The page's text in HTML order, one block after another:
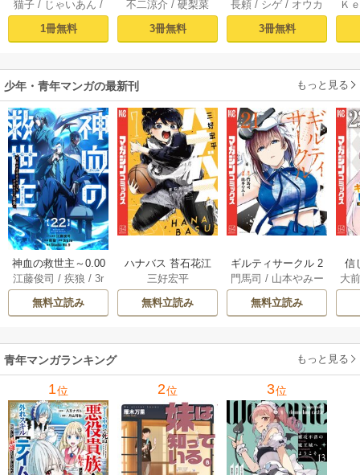
騎士はゲーム知識
で無双する（１）
猫子 / じゃいあん /
武六甲理衣
1冊無料
ロンティア（１）
～クソゲーハン
ター、神ゲーに挑
不二涼介 /硬梨菜
3冊無料
イフを（願望） 1
長頼 / シゲ / オウカ
3冊無料
異
Ｋ
少年・青年マンガの最新刊 もっと見る
神血の救世主～0.00
000001％を引き当
て最強へ～【電子
書籍特典付】 22巻
江藤俊司 /疾狼 /3r
d Ie/Studio No.9
無料立読み
ハナバス 苔石花江
のバスケ論 7巻
三好宏平
無料立読み
ギルティサークル 2
1巻
門馬司 / 山本やみー
無料立読み
信
に
の
れ
メ
大
青年マンガランキング もっと見る
1位 2位 3位